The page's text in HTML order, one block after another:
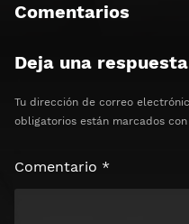
Comentarios
Deja una respuesta
Tu dirección de correo
obligatorios están marcados con
Comentario *